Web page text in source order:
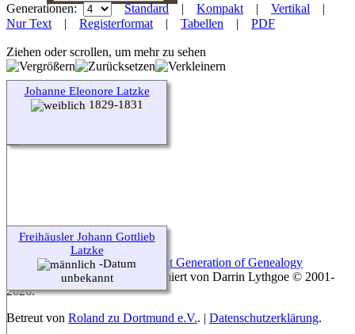
Generationen: Standard| Kompakt | Vertikal |
Nur Text | Registerformat | Tabellen | PDF
Ziehen oder scrollen, um mehr zu sehen
Johanne Eleonore Latzke
1829-1831
Freihäusler Johann Gottlieb
Latzke
-Datum
unbekannt
Diese Website läuft mitThe Next Generation of Genealogy
Sitebuildingv. 15.0.3, programmiert von Darrin Lythgoe © 2001-
2026.
Betreut von Roland zu Dortmund e.V.. | Datenschutzerklärung.